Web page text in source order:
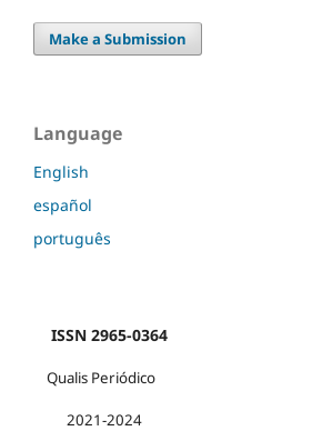
Make a Submission
Language
English
español
português
ISSN 2965-0364
Qualis Periódico
2021-2024